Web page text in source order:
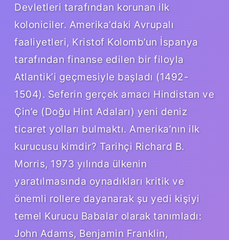
Devletleri tarafından korunan ilk
koloniciler. Amerika’daki Avrupalı ​​
faaliyetleri, Kristof Kolomb’un İspanya
tarafından finanse edilen bir filoyla
Atlantik’i geçmesiyle başladı (1492-
1504). Seferin gerçek amacı Hindistan ve
Çin’e (Doğu Hint Adaları) yeni deniz
ticaret yolları bulmaktı. Amerika’nın ilk
kurucusu kimdir? Tarihçi Richard B.
Morris, 1973 yılında ülkenin
yaratılmasında oynadıkları kritik ve
önemli rollere dayanarak şu yedi kişiyi
temel Kurucu Babalar olarak tanımladı:
John Adams, Benjamin Franklin,